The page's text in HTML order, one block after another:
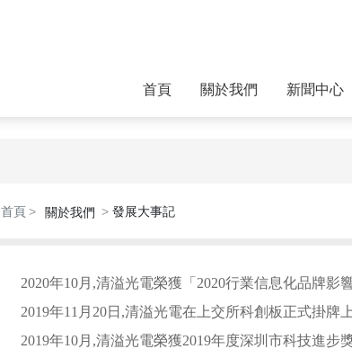
首頁 關於我們 新聞中心
首頁 關於我們 發展大事記
2020年10月,清溢光電榮獲「2020行業信息化品牌影
2019年11月20日,清溢光電在上交所科創板正式掛牌
2019年10月,清溢光電榮獲2019年度深圳市科技進步